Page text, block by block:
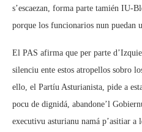
s’escaezan, forma parte tamién IU-
porque los funcionarios nun puedan
El PAS afirma que per parte
silenciu ente estos atropellos sobro
ello, el Partíu Asturianista, pide a
pocu de dignidá, abandone’l
executivu asturianu namá p’asitiar a